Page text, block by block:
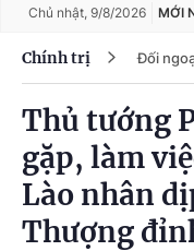
Chủ nhật, 9/8/2026 MỚI
Chính trị Đối
Thủ tướng
gặp, làm
Lào nhân
Thượng